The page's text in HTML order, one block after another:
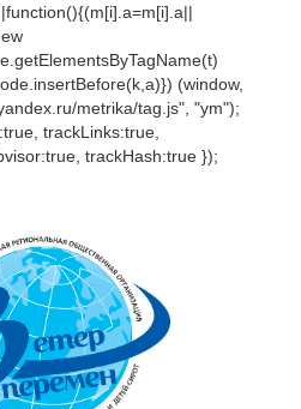
(window,
metrika/tag.js", "ym");
trackLinks:true,
trackHash:true });